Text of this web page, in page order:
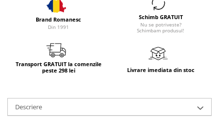
Brand Romanesc
Din 1991
Schimb GRATUIT
Nu se potriveste?
Schimbam produsul!
Transport GRATUIT la comenzile
peste 298 lei
Livrare imediata din stoc
Descriere